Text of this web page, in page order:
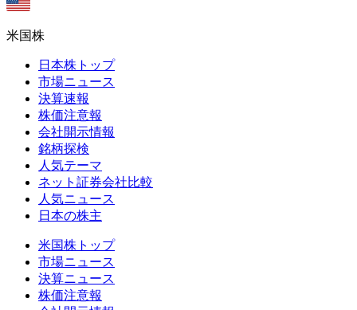
米国株
日本株トップ
市場ニュース
決算速報
株価注意報
会社開示情報
銘柄探検
人気テーマ
ネット証券会社比較
人気ニュース
日本の株主
米国株トップ
市場ニュース
決算ニュース
株価注意報